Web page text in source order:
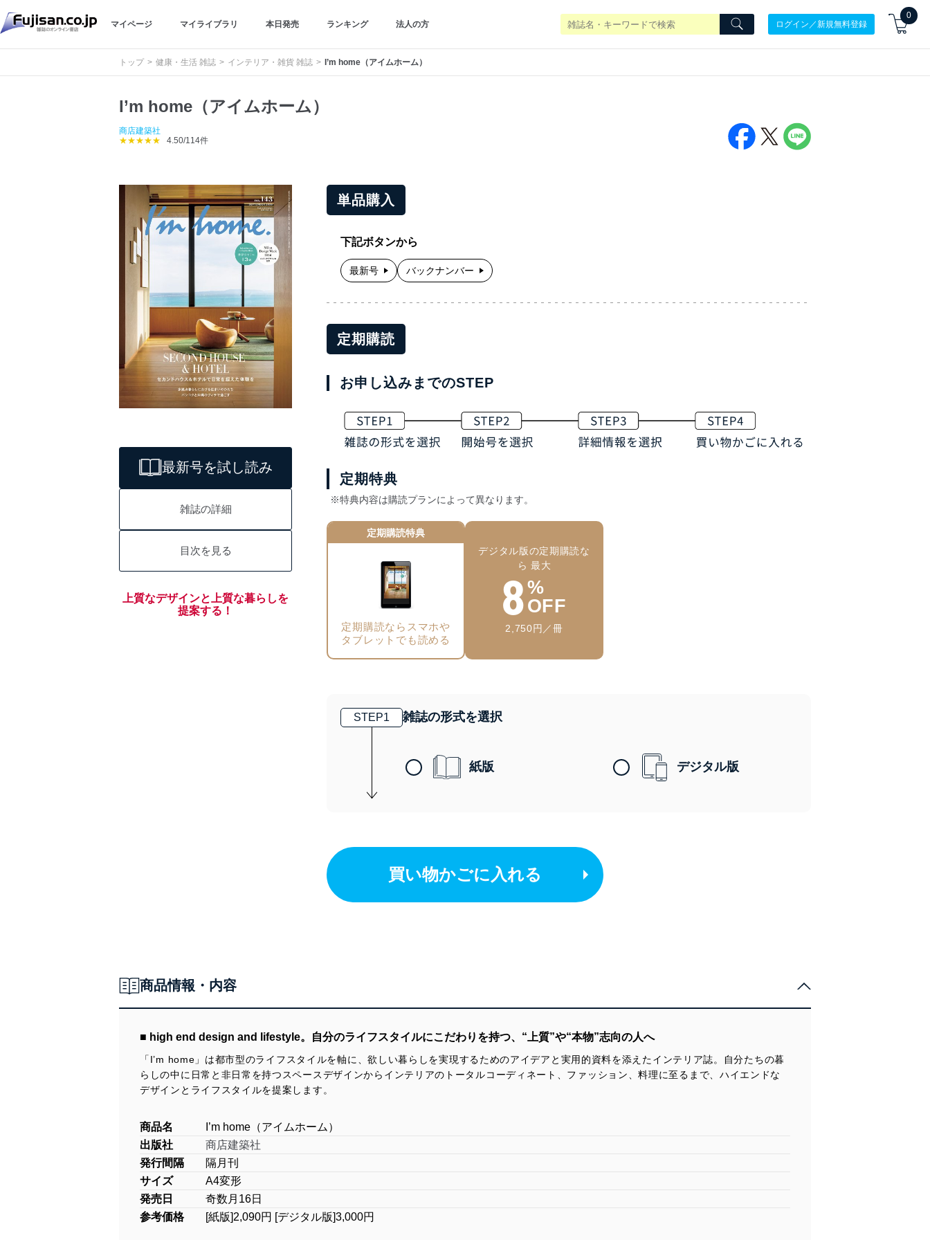
マイページ マイライブラリ 本日発売 ランキング 法人の方 ログイン／新規無料登録
0
トップ 健康・生活 雑誌 インテリア・雑貨 雑誌 I’m home（アイムホーム）
I’m home（アイムホーム）
商店建築社
★★★★★
4.50/114件
最新号を試し読み
雑誌の詳細
目次を見る
上質なデザインと上質な暮らしを
提案する！
単品購入
下記ボタンから
最新号 バックナンバー
定期購読
お申し込みまでのSTEP
定期特典
※特典内容は購読プランによって異なります。
定期購読特典
定期購読ならスマホや
タブレットでも読める
デジタル版の定期購読な
ら 最大
8%
OFF
2,750円／冊
STEP1 雑誌の形式を選択
紙版 デジタル版
買い物かごに入れる
商品情報・内容
■ high end design and lifestyle。自分のライフスタイルにこだわりを持つ、“上質”や“本物”志向の人へ
「I’m home」は都市型のライフスタイルを軸に、欲しい暮らしを実現するためのアイデアと実用的資料を添えたインテリア誌。自分たちの暮
らしの中に日常と非日常を持つスペースデザインからインテリアのトータルコーディネート、ファッション、料理に至るまで、ハイエンドな
デザインとライフスタイルを提案します。
商品名
I’m home（アイムホーム）
出版社
商店建築社
発行間隔
隔月刊
サイズ
A4変形
発売日
奇数月16日
参考価格
[紙版]2,090円 [デジタル版]3,000円